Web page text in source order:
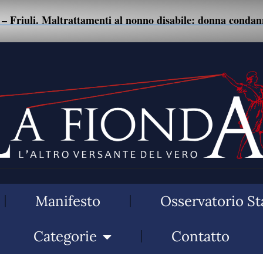
Maltrattamenti al nonno disabile: donna
Manifesto
Osservatorio
Categorie
Contatto